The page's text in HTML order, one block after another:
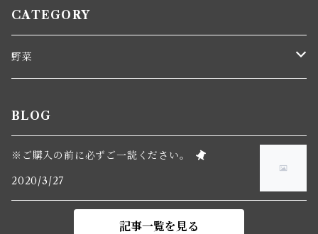
CATEGORY
野菜
BLOG
※ご購入の前に必ずご一読ください。
2020/3/27
記事一覧を見る